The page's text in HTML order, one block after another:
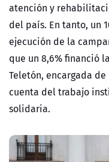
atención y
del país. En tanto, un
ejecución de la
que un 8,6% financió
Teletón, encargada
cuenta del trabajo
solidaria.